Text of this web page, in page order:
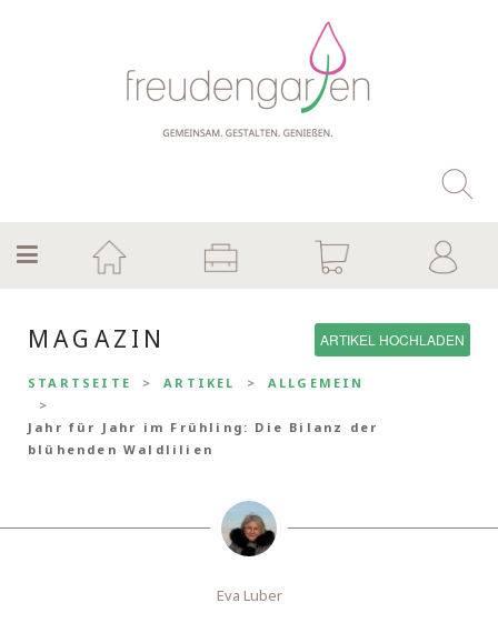
MAGAZIN ARTIKEL HOCHLADEN
STARTSEITE ARTIKEL ALLGEMEIN
Jahr für Jahr im Frühling: Die Bilanz der
blühenden Waldlilien
Eva Luber